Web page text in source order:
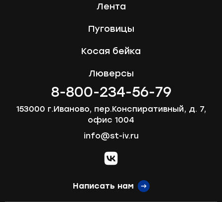
Лента
Пуговицы
Косая бейка
Люверсы
8-800-234-56-79
153000 г.Иваново, пер.Конспиративный, д. 7,
офис 1004
info@st-iv.ru
vk.com
Написать нам